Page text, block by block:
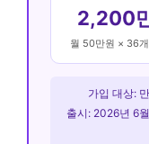
2,200
월 50만원 × 36
가입 대상:
출시: 2026년 6월